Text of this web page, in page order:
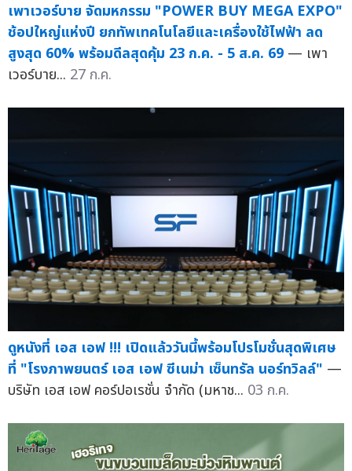
เพาเวอร์บาย จัดมหกรรม "POWER BUY MEGA EXPO"
ช้อปใหญ่แห่งปี ยกทัพเทคโนโลยีและเครื่องใช้ไฟฟ้า ลด
สูงสุด 60% พร้อมดีลสุดคุ้ม 23 ก.ค. - 5 ส.ค. 69 — เพา
เวอร์บาย... 27 ก.ค.
ดูหนังที่ เอส เอฟ !!! เปิดแล้ววันนี้พร้อมโปรโมชั่นสุดพิเศษ
ที่ "โรงภาพยนตร์ เอส เอฟ ซีเนม่า เซ็นทรัล นอร์ทวิลล์" —
บริษัท เอส เอฟ คอร์ปอเรชั่น จำกัด (มหาช... 03 ก.ค.